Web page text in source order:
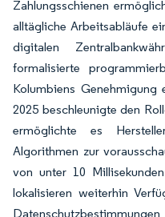
Zahlungsschienen
alltägliche Arbeitsabläufe
digitalen
formalisierte
Kolumbiens
2025 beschleunigte den
ermöglichte es
Algorithmen zur
von unter 10
lokalisieren weiterhin